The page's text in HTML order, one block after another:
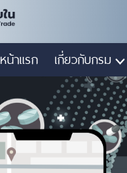
หน้าแรก
เกี่ยวกับกรม